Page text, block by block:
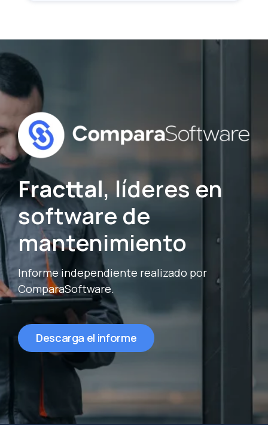
Fracttal, líderes en
software de
mantenimiento
Informe independiente realizado por
ComparaSoftware.
Descarga el informe